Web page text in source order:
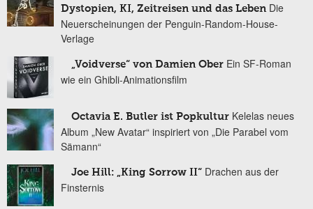
Dystopien, KI, Zeitreisen und das Leben Die
Neuerscheinungen der Penguin-Random-House-
Verlage
„Voidverse“ von Damien Ober Ein SF-Roman
wie ein Ghibli-Animationsfilm
Octavia E. Butler ist Popkultur Kelelas neues
Album „New Avatar“ inspiriert von „Die Parabel vom
Sämann“
Joe Hill: „King Sorrow II“ Drachen aus der
Finsternis